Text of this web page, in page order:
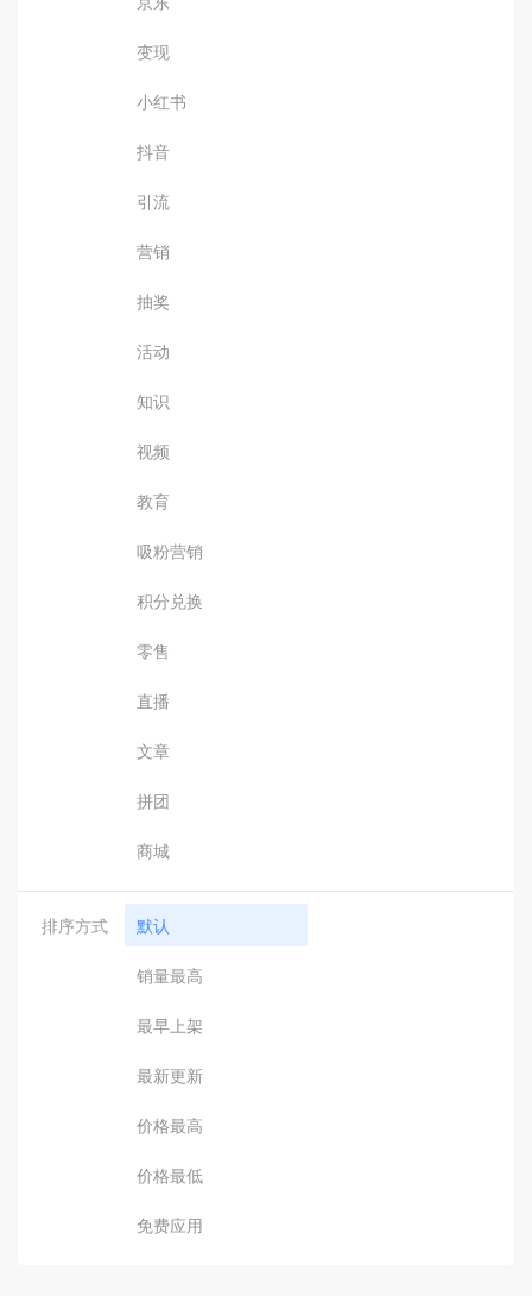
变现
小红书
抖音
引流
营销
抽奖
活动
知识
视频
教育
吸粉营销
积分兑换
零售
直播
文章
拼团
商城
排序方式 默认
销量最高
最早上架
最新更新
价格最高
价格最低
免费应用